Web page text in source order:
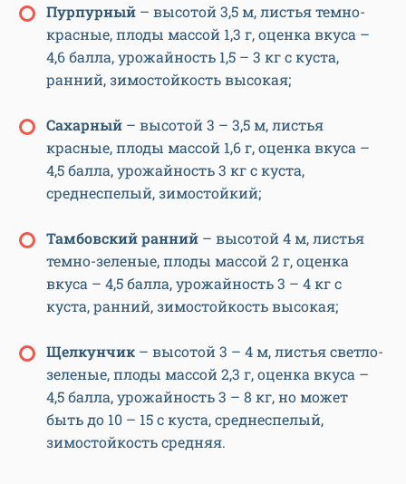
Пурпурный – высотой 3,5 м, листья темно-
красные, плоды массой 1,3 г, оценка вкуса –
4,6 балла, урожайность 1,5 – 3 кг с куста,
ранний, зимостойкость высокая;
Сахарный – высотой 3 – 3,5 м, листья
красные, плоды массой 1,6 г, оценка вкуса –
4,5 балла, урожайность 3 кг с куста,
среднеспелый, зимостойкий;
Тамбовский ранний – высотой 4 м, листья
темно-зеленые, плоды массой 2 г, оценка
вкуса – 4,5 балла, урожайность 3 – 4 кг с
куста, ранний, зимостойкость высокая;
Щелкунчик – высотой 3 – 4 м, листья светло-
зеленые, плоды массой 2,3 г, оценка вкуса –
4,5 балла, урожайность 3 – 8 кг, но может
быть до 10 – 15 с куста, среднеспелый,
зимостойкость средняя.